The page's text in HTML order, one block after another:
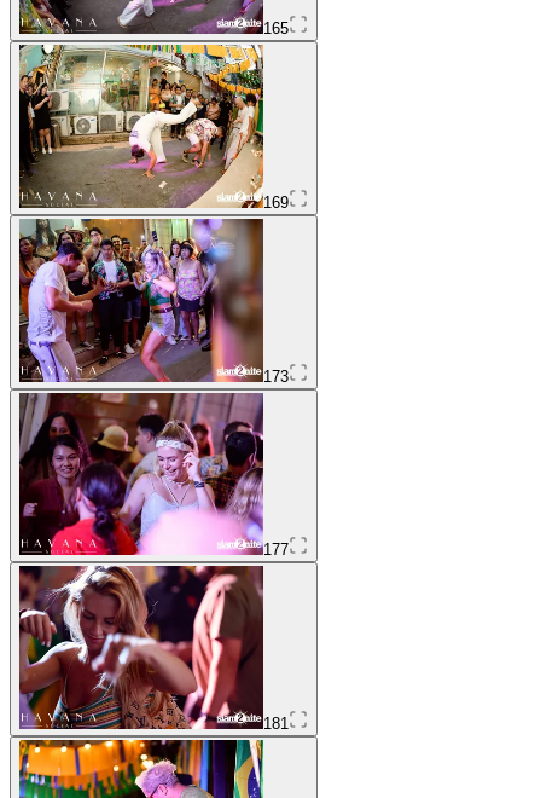
165
169
173
177
181